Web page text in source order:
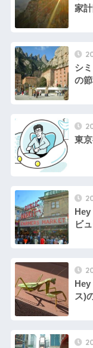
家
シ
の
東
Hey
ビ
Hey
ス)